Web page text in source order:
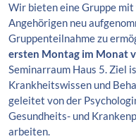
Wir bieten eine Gruppe mit
Angehörigen neu
Gruppenteilnahme zu
ersten Montag im Monat
Seminarraum Haus 5. Ziel
Krankheitswissen und
geleitet von der
Gesundheits- und
arbeiten.